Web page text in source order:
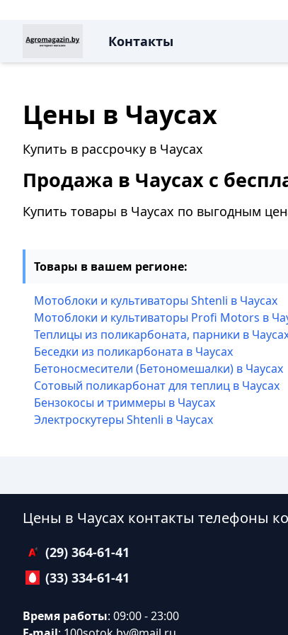
Контакты
Цены в Чаусах
Купить в рассрочку в Чаусах
Продажа в Чаусах с
Купить товары в Чаусах по выгодным
Товары в вашем регионе:
Мотоблоки и культиваторы Shtenli в Чаусах
Мотоблоки и культиваторы Profi Motors в
Теплицы из поликарбоната, парники в
Беседки из поликарбоната в Чаусах
Бетоносмесители (Бетономешалки) в Чаусах
Сотовый поликарбонат для теплиц в Чаусах
Бензокосы и триммеры в Чаусах
Электроскутеры Shtenli в Чаусах
Цены в Чаусах контакты телефоны
(29) 364-61-41
(33) 334-61-41
Время работы: 09:00 - 23:00